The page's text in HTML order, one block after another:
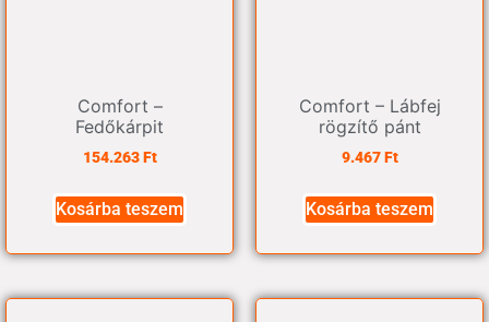
Comfort –
Fedőkárpit
154.263Ft
Kosárba teszem
Comfort – Lábfej
rögzítő pánt
9.467Ft
Kosárba teszem